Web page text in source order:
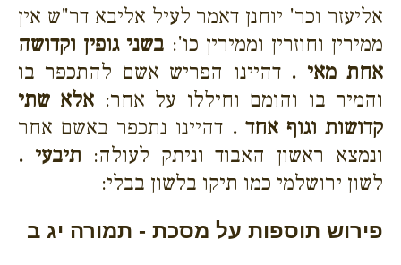
אליעזר וכר' יוחנן דאמר לעיל אליבא דר"ש אין
ממירין וחוזרין וממירין כו': בשני גופין וקדושה
אחת מאי . דהיינו הפריש אשם להתכפר בו
והמיר בו והומם וחיללו על אחר: אלא שתי
קדושות וגוף אחד . דהיינו נתכפר באשם אחר
ונמצא ראשון האבוד וניתק לעולה: תיבעי .
לשון ירושלמי כמו תיקו בלשון בבלי:
פירוש תוספות על מסכת - תמורה יג ב